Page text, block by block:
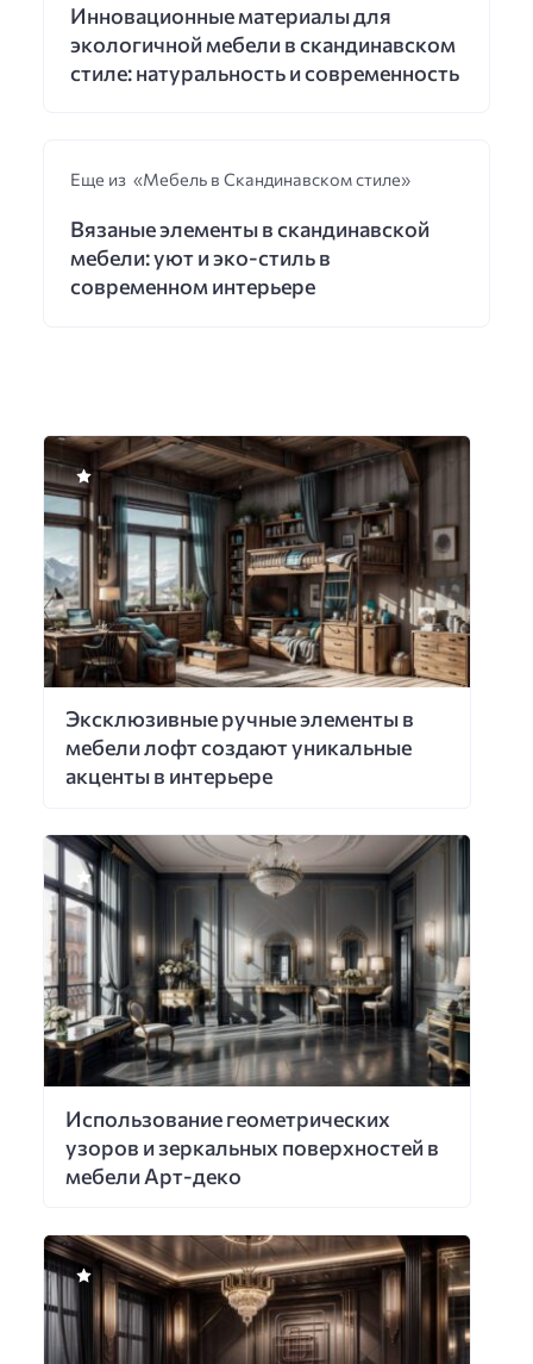
Инновационные материалы для
экологичной мебели в скандинавском
стиле: натуральность и современность
Еще из «Мебель в Скандинавском стиле»
Вязаные элементы в скандинавской
мебели: уют и эко-стиль в
современном интерьере
Эксклюзивные ручные элементы в
мебели лофт создают уникальные
акценты в интерьере
Использование геометрических
узоров и зеркальных поверхностей в
мебели Арт-деко